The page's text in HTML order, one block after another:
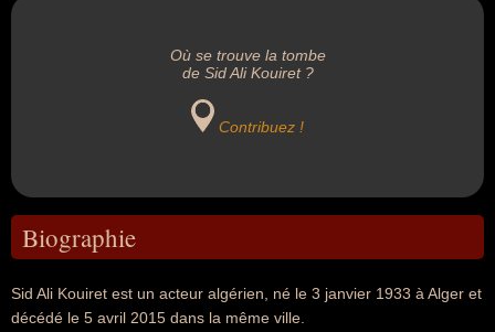
Où se trouve la tombe
de Sid Ali Kouiret ?
Contribuez !
Biographie
Sid Ali Kouiret est un acteur algérien, né le 3 janvier 1933 à Alger et
décédé le 5 avril 2015 dans la même ville.